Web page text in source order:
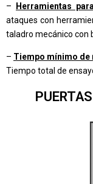
– Herramientas
ataques con
taladro mecánico con
– Tiempo mínimo de
Tiempo total de